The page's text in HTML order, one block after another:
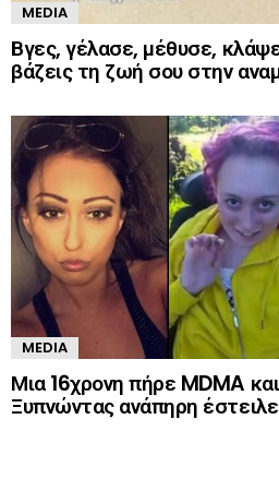
MEDIA
Βγες, γέλασε, μέθυσε,
βάζεις τη ζωή σου στην
MEDIA
Μια 16χρονη πήρε MDMA
Ξυπνώντας ανάπηρη